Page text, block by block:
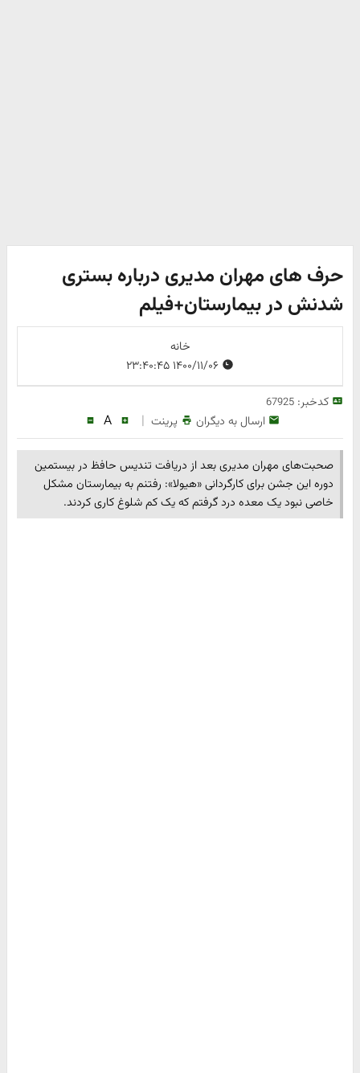
حرف های مهران مدیری درباره بستری
شدنش در بیمارستان+فیلم
خانه
کدخبر:67925
ارسال به دیگران پرینت |
A
صحبت‌های مهران مدیری بعد از دریافت تندیس حافظ در بیستمین
دوره این جشن برای کارگردانی «هیولا»: رفتنم به بیمارستان مشکل
خاصی نبود یک معده درد گرفتم که یک کم شلوغ کاری کردند.